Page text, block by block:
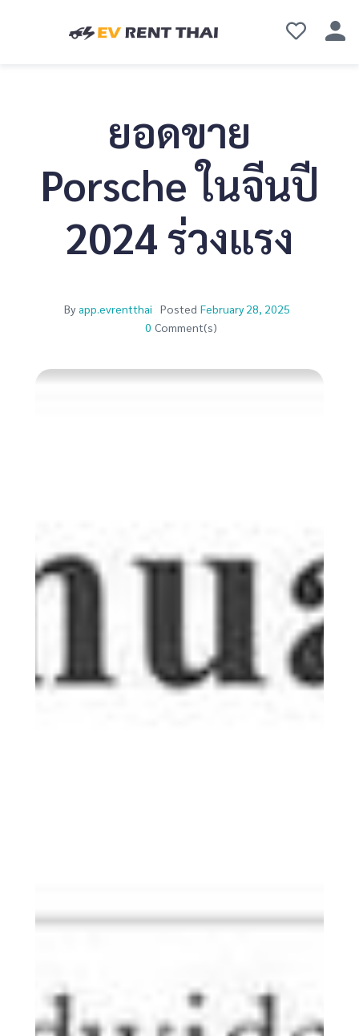
ยอดขาย
Porsche ในจีนปี
2024 ร่วงแรง
By app.evrentthai Posted February 28, 2025
0 Comment(s)